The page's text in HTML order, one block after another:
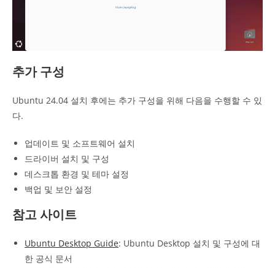
추가 구성
Ubuntu 24.04 설치 후에는 추가 구성을 위해 다음을 수행할 수 있
다.
업데이트 및 소프트웨어 설치
드라이버 설치 및 구성
데스크톱 환경 및 테마 설정
백업 및 보안 설정
참고 사이트
Ubuntu Desktop Guide: Ubuntu Desktop 설치 및 구성에 대
한 공식 문서